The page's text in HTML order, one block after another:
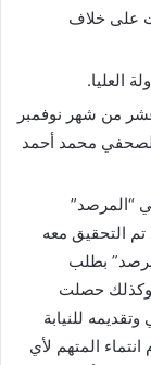
على خلاف
العليا.
من شهر نوفمبر
الصحفي محمد أحمد
“المرصد”
التحقيق معه
بطلب
وكذلك حصلت
للنيابة
المتهم لأي